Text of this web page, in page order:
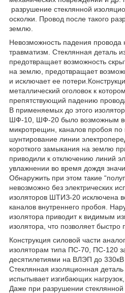
разрушение стеклянной
осколки. Провод после такого
землю.
Невозможность падения
травматизм. Стеклянная деталь
предотвращает возможность
на землю, предотвращает
и исключает ее
металлический оголовок к
препятствующий падению
В применяемых до этого
ШФ-10, ШФ-20 было возможным
микротрещин, каналов пробоя
шунтирование линии
короткого замыкания на землю
приводили к отключению линий
увлажнении во время дождя
Обнаружить при этом такие
невозможно без электрических
изоляторов ШТИЗ-20 исключена
каналов внутреннего пробоя.
изолятора приводит к видимым
изолятора, что позволяет быстро
Конструкция силовой части
изоляторам типа ПС-70, ПС-120
десятилетиями на ВЛЭП до 330кВ
Стеклянная изоляционная деталь
испытывает изгибающих
Даже при разрушении стеклянной